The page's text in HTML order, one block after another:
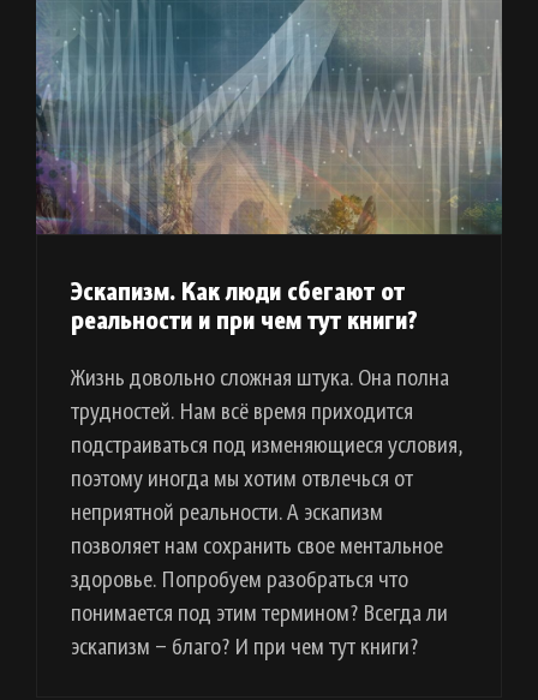
Эскапизм. Как люди сбегают от
реальности и при чем тут книги?
Жизнь довольно сложная штука. Она полна
трудностей. Нам всё время приходится
подстраиваться под изменяющиеся условия,
поэтому иногда мы хотим отвлечься от
неприятной реальности. А эскапизм
позволяет нам сохранить свое ментальное
здоровье. Попробуем разобраться что
понимается под этим термином? Всегда ли
эскапизм – благо? И при чем тут книги?